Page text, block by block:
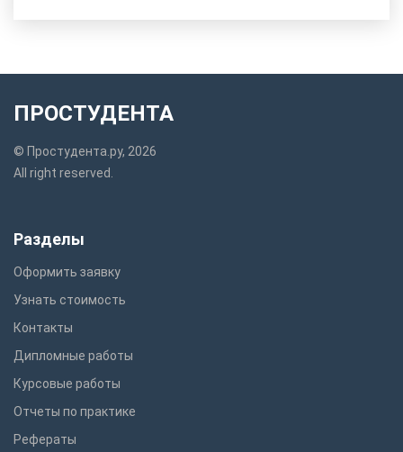
ПРОСТУДЕНТА
© Простудента.ру, 2026
All right reserved.
Разделы
Оформить заявку
Узнать стоимость
Контакты
Дипломные работы
Курсовые работы
Отчеты по практике
Рефераты